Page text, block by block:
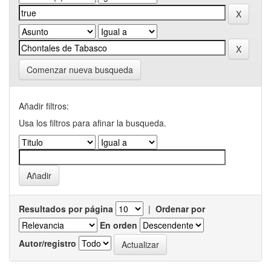
Comenzar nueva busqueda
Añadir filtros:
Usa los filtros para afinar la busqueda.
Resultados por página | Ordenar por
En orden
Autor/registro